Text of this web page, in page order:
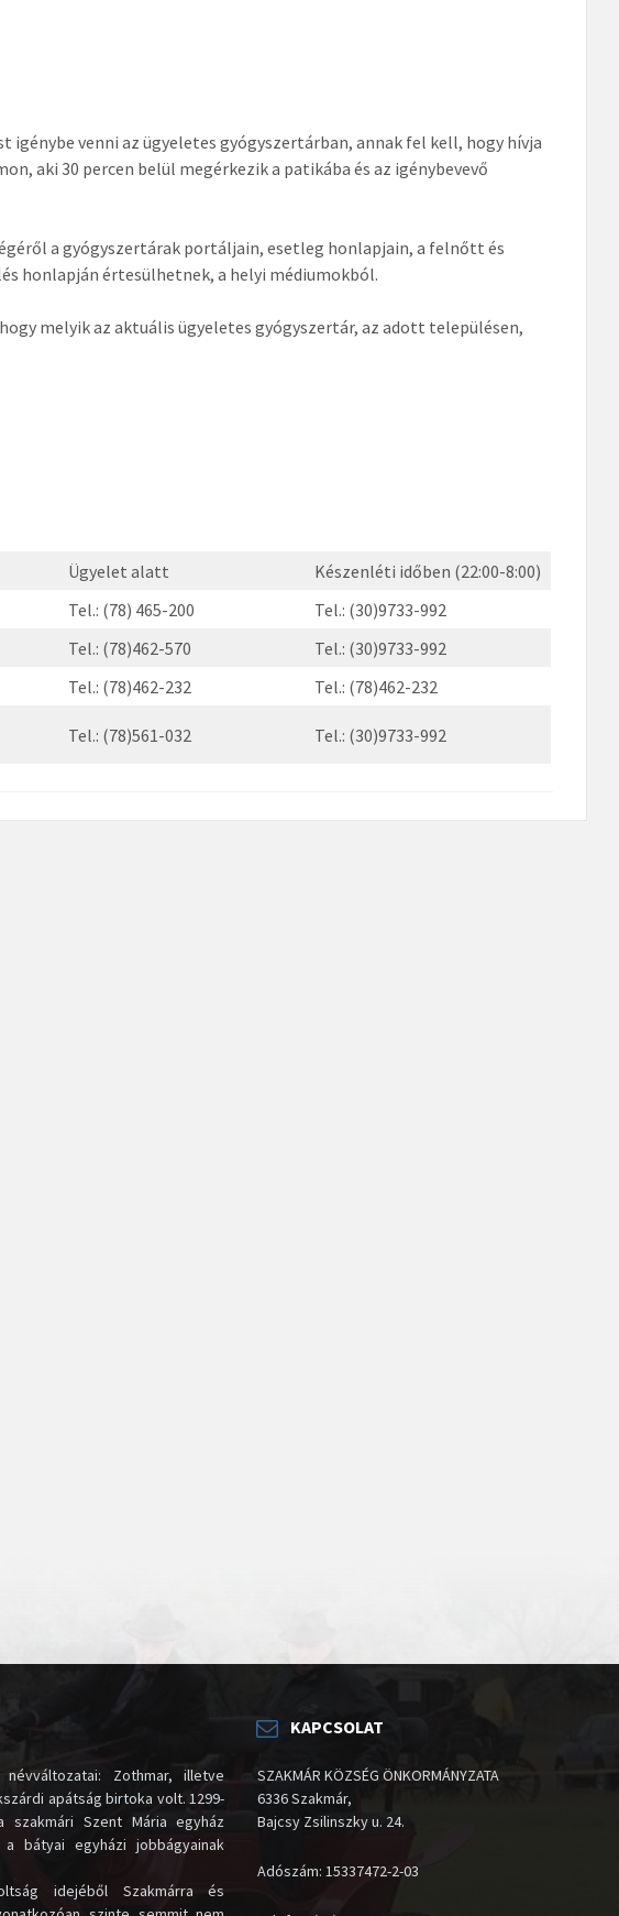
venni az ügyeletes gyógyszertárban, annak fel kell, hogy hívja
aki 30 percen belül megérkezik a patikába és az igénybevevő
a gyógyszertárak portáljain, esetleg honlapjain, a felnőtt és
honlapján értesülhetnek, a helyi médiumokból.
melyik az aktuális ügyeletes gyógyszertár, az adott településen,
Ügyelet alatt
Készenléti időben (22:00-8:00)
Tel.: (78) 465-200
Tel.: (30)9733-992
Tel.: (78)462-570
Tel.: (30)9733-992
Tel.: (78)462-232
Tel.: (78)462-232
Tel.: (78)561-032 Tel.: (30)9733-992
Zothmar, illetve
apátság birtoka volt. 1299-
Szent Mária egyház
bátyai egyházi jobbágyainak
idejéből Szakmárra és
KAPCSOLAT
SZAKMÁR KÖZSÉG ÖNKORMÁNYZATA
6336 Szakmár,
Bajcsy Zsilinszky u. 24.
Adószám: 15337472-2-03